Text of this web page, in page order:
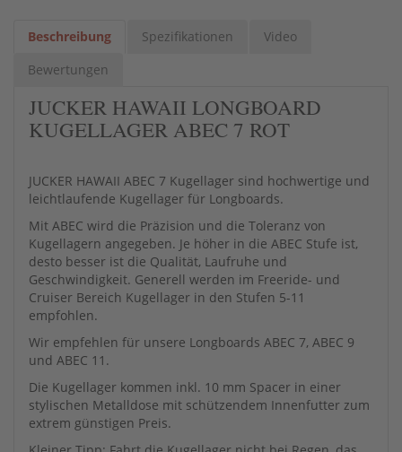
Beschreibung Spezifikationen
Video
Bewertungen
JUCKER HAWAII LONGBOARD
KUGELLAGER ABEC 7 ROT
JUCKER HAWAII ABEC 7 Kugellager sind hochwertige und
leichtlaufende Kugellager für Longboards.
Mit ABEC wird die Präzision und die Toleranz von
Kugellagern angegeben. Je höher in die ABEC Stufe ist,
desto besser ist die Qualität, Laufruhe und
Geschwindigkeit. Generell werden im Freeride- und
Cruiser Bereich Kugellager in den Stufen 5-11
empfohlen.
Wir empfehlen für unsere Longboards ABEC 7, ABEC 9
und ABEC 11.
Die Kugellager kommen inkl. 10 mm Spacer in einer
stylischen Metalldose mit schützendem Innenfutter zum
extrem günstigen Preis.